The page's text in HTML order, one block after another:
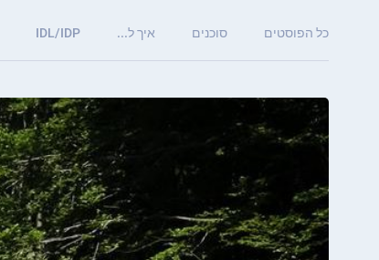
כל הפוסטים סוכנים איך ל... IDL/IDP